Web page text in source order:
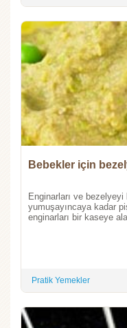
Bebekler için
Enginarları ve
yumuşayıncaya kadar
enginarları bir kaseye
Pratik Yemekler